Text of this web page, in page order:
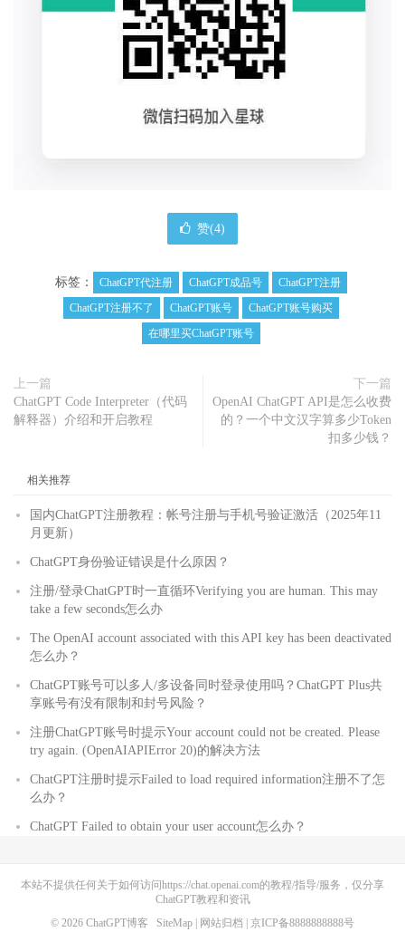
赞(4)
标签： ChatGPT代注册 ChatGPT成品号
ChatGPT注册
ChatGPT注册不了
ChatGPT账号
ChatGPT账号购买
在哪里买ChatGPT账号
上一篇
ChatGPT Code Interpreter（代码
解释器）介绍和开启教程
下一篇
OpenAI ChatGPT API是怎么收费
的？一个中文汉字算多少Token
扣多少钱？
相关推荐
国内ChatGPT注册教程：帐号注册与手机号验证激活（2025年11
月更新）
ChatGPT身份验证错误是什么原因？
注册/登录ChatGPT时一直循环Verifying you are human. This may
take a few seconds怎么办
The OpenAI account associated with this API key has been deactivated
怎么办？
ChatGPT账号可以多人/多设备同时登录使用吗？ChatGPT Plus共
享账号有没有限制和封号风险？
注册ChatGPT账号时提示Your account could not be created. Please
try again. (OpenAIAPIError 20)的解决方法
ChatGPT注册时提示Failed to load required information注册不了怎
么办？
ChatGPT Failed to obtain your user account怎么办？
本站不提供任何关于如何访问https://chat.openai.com的教程/指导/服务，仅分享
ChatGPT教程和资讯
© 2026 ChatGPT博客 SiteMap 网站归档 | 京ICP备8888888888号